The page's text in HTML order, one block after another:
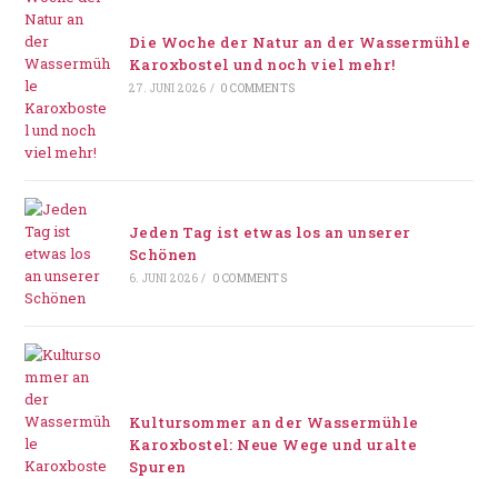
Die Woche der Natur an der Wassermühle
Karoxbostel und noch viel mehr!
27. JUNI 2026 / 0 COMMENTS
Jeden Tag ist etwas los an unserer
Schönen
6. JUNI 2026 / 0 COMMENTS
Kultursommer an der Wassermühle
Karoxbostel: Neue Wege und uralte
Spuren